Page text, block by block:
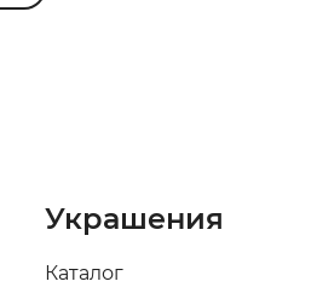
Украшения
Каталог